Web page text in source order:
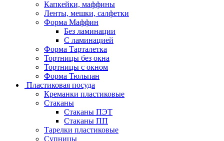
Капкейки, маффины
Ленты, мешки, салфетки
Форма Маффин
Без ламинации
С ламинацией
Форма Тарталетка
Тортницы без окна
Тортницы с окном
Форма Тюльпан
Пластиковая посуда
Креманки пластиковые
Стаканы
Стаканы ПЭТ
Стаканы ПП
Тарелки пластиковые
Супницы